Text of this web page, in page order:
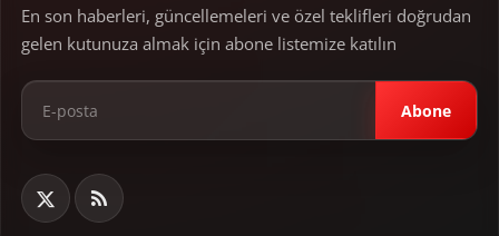
En son haberleri, güncellemeleri ve özel teklifleri doğrudan
gelen kutunuza almak için abone listemize katılın
Abone